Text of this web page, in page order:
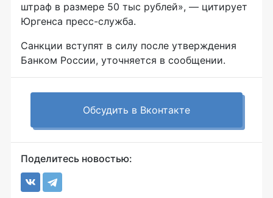
штраф в размере 50 тыс рублей», — цитирует
Юргенса пресс-служба.
Санкции вступят в силу после утверждения
Банком России, уточняется в сообщении.
Обсудить в Вконтакте
Поделитесь новостью: